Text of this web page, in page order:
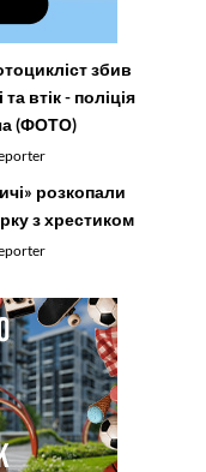
збив
втік - поліція
(ФОТО)
розкопали
з хрестиком